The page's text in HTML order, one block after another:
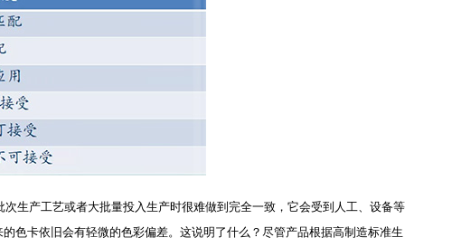
产工艺或者大批量投入生产时很难做到完全一致，它会受到人工、设备等
色卡依旧会有轻微的色彩偏差。这说明了什么？尽管产品根据高制造标准生